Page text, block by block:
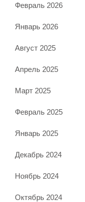
Февраль 2026
Январь 2026
Август 2025
Апрель 2025
Март 2025
Февраль 2025
Январь 2025
Декабрь 2024
Ноябрь 2024
Октябрь 2024